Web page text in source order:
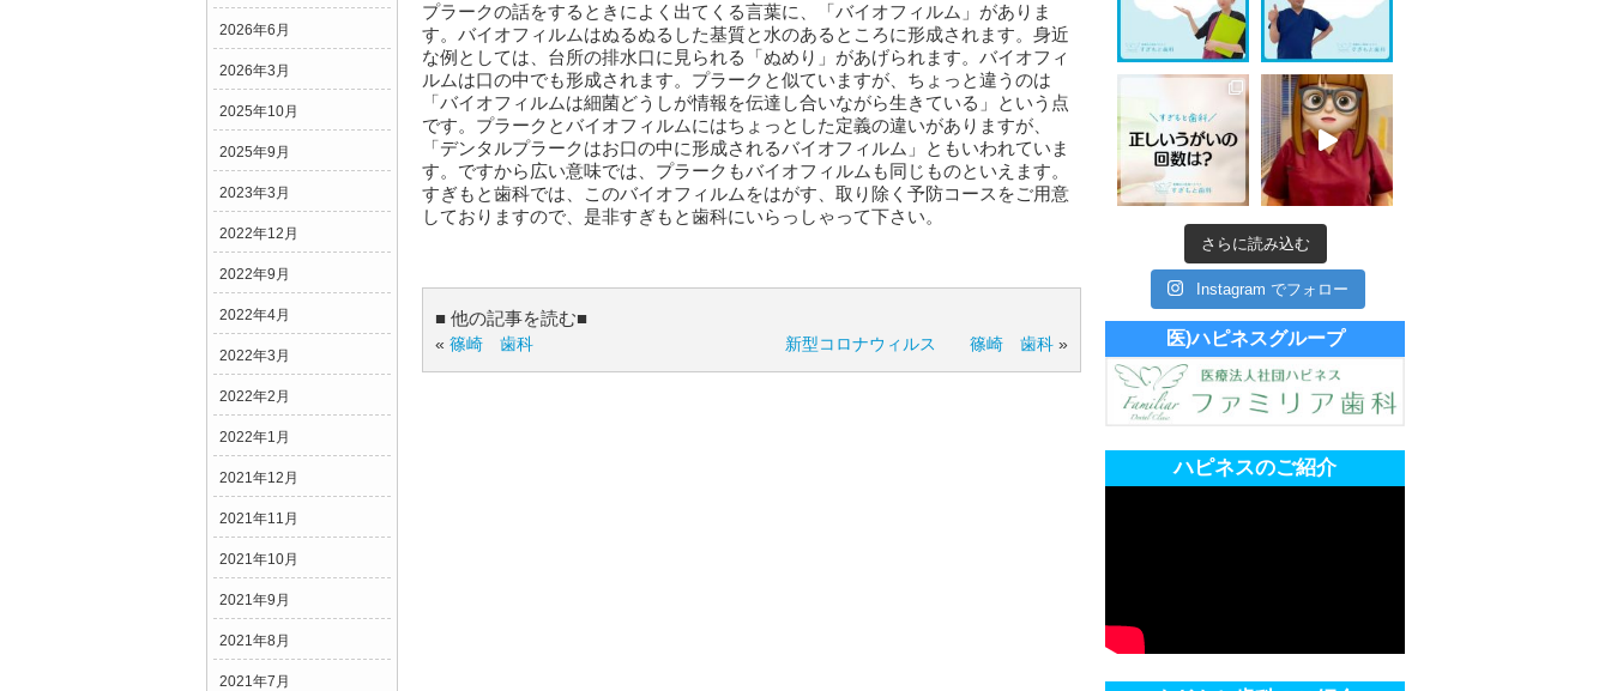
2026年6月
2026年3月
2025年10月
2025年9月
2023年3月
2022年12月
2022年9月
2022年4月
2022年3月
2022年2月
2022年1月
2021年12月
2021年11月
2021年10月
2021年9月
2021年8月
2021年7月
プラークの話をするときによく出てくる言葉に、「バイオフィルム」がありま
す。バイオフィルムはぬるぬるした基質と水のあるところに形成されます。身近
な例としては、台所の排水口に見られる「ぬめり」があげられます。バイオフィ
ルムは口の中でも形成されます。プラークと似ていますが、ちょっと違うのは
「バイオフィルムは細菌どうしが情報を伝達し合いながら生きている」という点
です。プラークとバイオフィルムにはちょっとした定義の違いがありますが、
「デンタルプラークはお口の中に形成されるバイオフィルム」ともいわれていま
す。ですから広い意味では、プラークもバイオフィルムも同じものといえます。
すぎもと歯科では、このバイオフィルムをはがす、取り除く予防コースをご用意
しておりますので、是非すぎもと歯科にいらっしゃって下さい。
■ 他の記事を読む■
« 篠崎 歯科 新型コロナウィルス 篠崎 歯科 »
さらに読み込む
Instagram でフォロー
医)ハピネスグループ
ハピネスのご紹介